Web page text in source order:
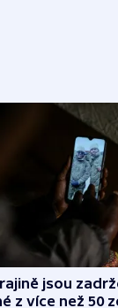
jsou
z více než 50